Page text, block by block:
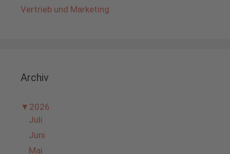
Vertrieb und Marketing
Archiv
▼ 2026
Juli
Juni
Mai